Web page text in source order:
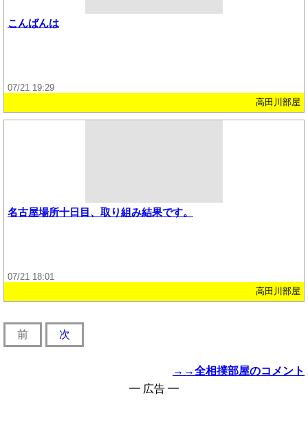
こんばんは
07/21 19:29
高田川部屋
名古屋場所十日目、取り組み結果です。
07/21 18:01
高田川部屋
前 次
→→全相撲部屋のコメント
━ 広告 ━